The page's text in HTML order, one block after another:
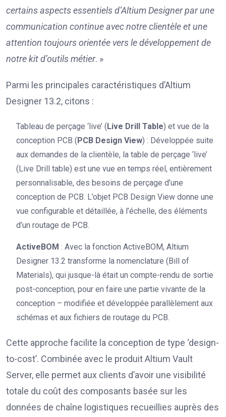
certains aspects essentiels d’Altium Designer par une
communication continue avec notre clientèle et une
attention toujours orientée vers le développement de
notre kit d’outils métier. »
Parmi les principales caractéristiques d’Altium
Designer 13.2, citons :
Tableau de perçage ‘live’ (Live Drill Table) et vue de la
conception PCB (PCB Design View) : Développée suite
aux demandes de la clientèle, la table de perçage ‘live’
(Live Drill table) est une vue en temps réel, entièrement
personnalisable, des besoins de perçage d’une
conception de PCB. L’objet PCB Design View donne une
vue configurable et détaillée, à l’échelle, des éléments
d’un routage de PCB.
ActiveBOM : Avec la fonction ActiveBOM, Altium
Designer 13.2 transforme la nomenclature (Bill of
Materials), qui jusque-là était un compte-rendu de sortie
post-conception, pour en faire une partie vivante de la
conception – modifiée et développée parallèlement aux
schémas et aux fichiers de routage du PCB.
Cette approche facilite la conception de type ‘design-
to-cost’. Combinée avec le produit Altium Vault
Server, elle permet aux clients d’avoir une visibilité
totale du coût des composants basée sur les
données de chaîne logistiques recueillies auprès des